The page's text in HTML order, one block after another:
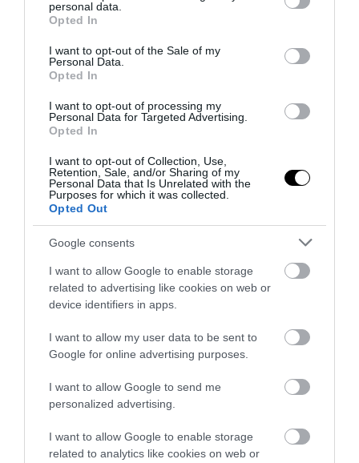
grant or deny consent to Google and its third-party tags to
use your data for below specified purposes in below Google
consent section.
personal data.
Opted In
I want to opt-out of the Sale of my
Personal Data.
Opted In
I want to opt-out of processing my
Personal Data for Targeted Advertising.
Opted In
I want to opt-out of Collection, Use,
Retention, Sale, and/or Sharing of my
Personal Data that Is Unrelated with the
Purposes for which it was collected.
Opted Out
Google consents
I want to allow Google to enable storage
related to advertising like cookies on web or
device identifiers in apps.
I want to allow my user data to be sent to
Google for online advertising purposes.
I want to allow Google to send me
personalized advertising.
I want to allow Google to enable storage
related to analytics like cookies on web or